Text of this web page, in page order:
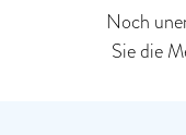
Noch
Sie die